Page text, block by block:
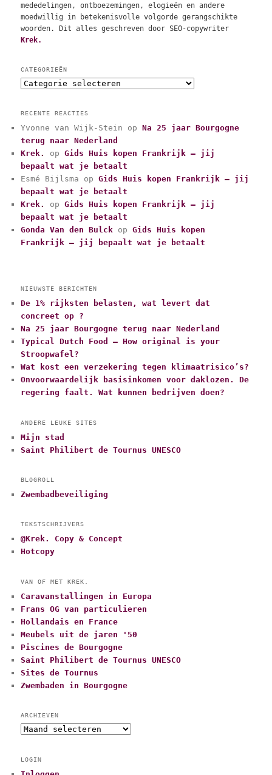
mededelingen, ontboezemingen, elogieën en andere
moedwillig in betekenisvolle volgorde gerangschikte
woorden. Dit alles geschreven door SEO-copywriter
Krek.
CATEGORIEËN
C
e
g
o
r
i
e
ë
RECENTE REACTIES
Yvonne van Wijk-Stein opNa 25 jaar Bourgogne
terug naar Nederland
Krek.
opGids Huis kopen Frankrijk – jij
bepaalt wat je betaalt
Esmé Bijlsma opGids Huis kopen Frankrijk – jij
bepaalt wat je betaalt
Krek.
opGids Huis kopen Frankrijk – jij
bepaalt wat je betaalt
Gonda Van den Bulck opGids Huis kopen
Frankrijk – jij bepaalt wat je betaalt
NIEUWSTE BERICHTEN
De 1% rijksten belasten, wat levert dat
concreet op ?
Na 25 jaar Bourgogne terug naar Nederland
Typical Dutch Food – How original is your
Stroopwafel?
Wat kost een verzekering tegen klimaatrisico’s?
Onvoorwaardelijk basisinkomen voor daklozen. De
regering faalt. Wat kunnen bedrijven doen?
ANDERE LEUKE SITES
Mijn stad
Saint Philibert de Tournus UNESCO
BLOGROLL
Zwembadbeveiliging
TEKSTSCHRIJVERS
@Krek. Copy & Concept
Hotcopy
VAN OF MET KREK.
Caravanstallingen in Europa
Frans OG van particulieren
Hollandais en France
Meubels uit de jaren '50
Piscines de Bourgogne
Saint Philibert de Tournus UNESCO
Sites de Tournus
Zwembaden in Bourgogne
ARCHIEVEN
A
h
LOGIN